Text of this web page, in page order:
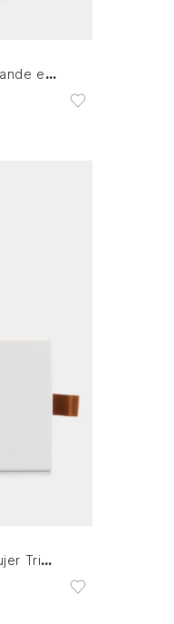
Prendedor orquidea grande en cuero para mujer
Eau de Toilette para mujer Tripack